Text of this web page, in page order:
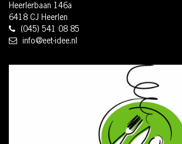
Heerlerbaan 146a
6418 CJ Heerlen
(045) 541 08 85
info@eet-idee.nl